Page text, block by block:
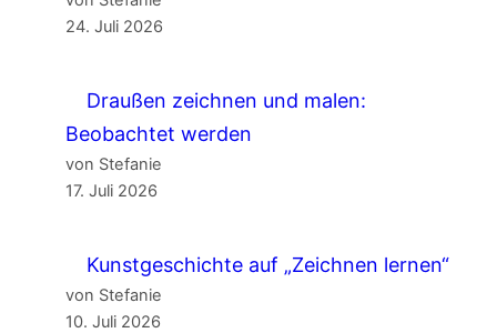
24. Juli 2026
Draußen zeichnen und malen:
Beobachtet werden
von Stefanie
17. Juli 2026
Kunstgeschichte auf „Zeichnen lernen“
von Stefanie
10. Juli 2026